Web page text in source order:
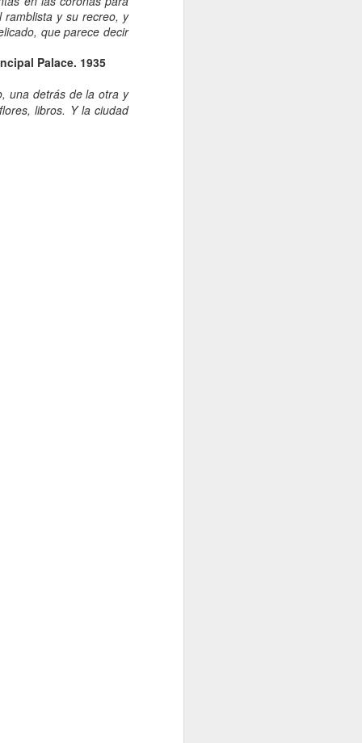
ramblista y su recreo, y
que parece decir
Palace. 1935
una detrás de la otra y
libros. Y la ciudad